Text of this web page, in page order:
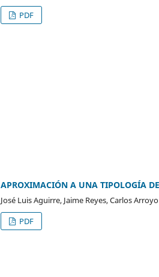
PDF
APROXIMACIÓN A UNA TIPOLOGÍA
José Luis Aguirre, Jaime Reyes, Carlos Arroyo
PDF